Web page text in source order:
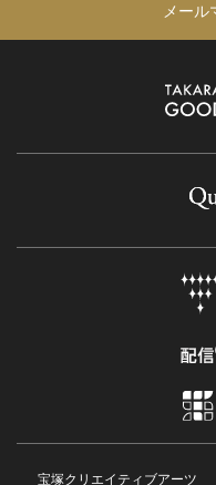
メール
宝塚クリエイティブアーツ